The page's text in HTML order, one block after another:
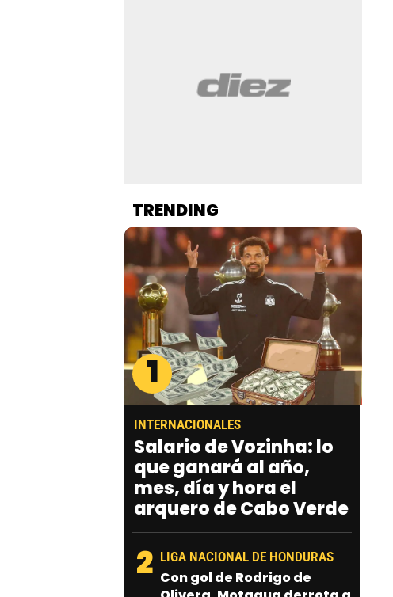
TRENDING
1
INTERNACIONALES
Salario de Vozinha: lo
que ganará al año,
mes, día y hora el
arquero de Cabo Verde
2 LIGA NACIONAL DE HONDURAS
Con gol de Rodrigo de